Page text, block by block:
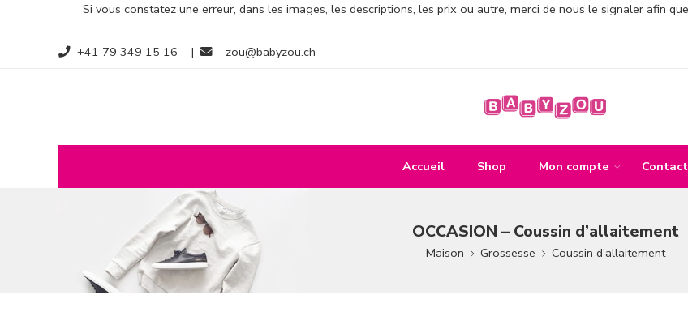
Si vous constatez une erreur, dans les images, les descriptions, les prix ou autre, merci de nous le signaler afin
+41 79 349 15 16 | zou@babyzou.ch
Accueil Shop Mon compte Contact
OCCASION – Coussin d’allaitement
Maison Grossesse Coussin d'allaitement